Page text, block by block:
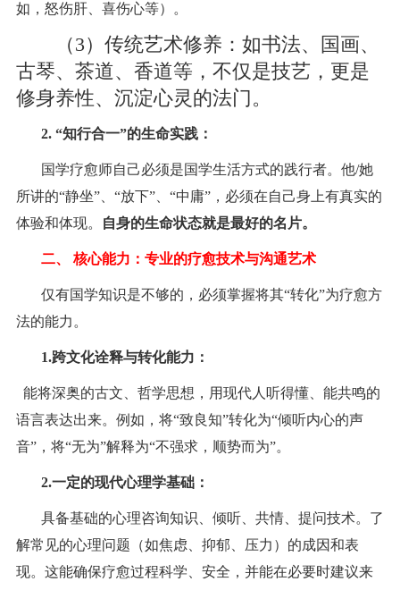
如，怒伤肝、喜伤心等）。
（3）传统艺术修养：如书法、国画、
古琴、茶道、香道等，不仅是技艺，更是
修身养性、沉淀心灵的法门。
2. “知行合一”的生命实践：
国学疗愈师自己必须是国学生活方式的践行者。他/她
所讲的“静坐”、“放下”、“中庸”，必须在自己身上有真实的
体验和体现。
自身的生命状态就是最好的名片。
二、 核心能力：专业的疗愈技术与沟通艺术
仅有国学知识是不够的，必须掌握将其“转化”为疗愈方
法的能力。
1.跨文化诠释与转化能力：
能将深奥的古文、哲学思想，用现代人听得懂、能共鸣的
语言表达出来。例如，将“致良知”转化为“倾听内心的声
音”，将“无为”解释为“不强求，顺势而为”。
2.一定的现代心理学基础：
具备基础的心理咨询知识、倾听、共情、提问技术。了
解常见的心理问题（如焦虑、抑郁、压力）的成因和表
现。这能确保疗愈过程科学、安全，并能在必要时建议来